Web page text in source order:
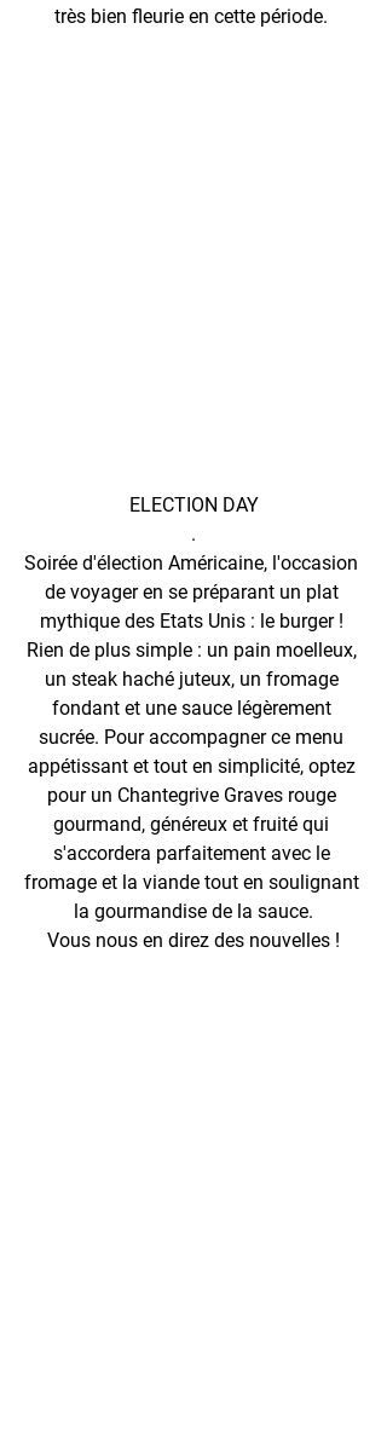
très bien fleurie en cette période.
ELECTION DAY
.
Soirée d'élection Américaine, l'occasion
de voyager en se préparant un plat
mythique des Etats Unis : le burger !
Rien de plus simple : un pain moelleux,
un steak haché juteux, un fromage
fondant et une sauce légèrement
sucrée. Pour accompagner ce menu
appétissant et tout en simplicité, optez
pour un Chantegrive Graves rouge
gourmand, généreux et fruité qui
s'accordera parfaitement avec le
fromage et la viande tout en soulignant
la gourmandise de la sauce.
Vous nous en direz des nouvelles !